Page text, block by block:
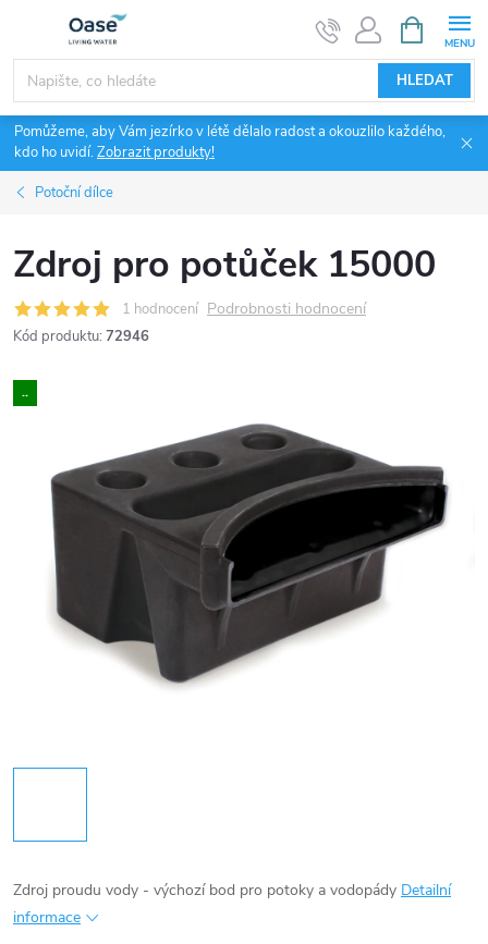
obsah
HLEDAT
NÁKUPNÍ
KOŠÍK
Pomůžeme, aby Vám jezírko v létě dělalo radost a okouzlilo každého,
kdo ho uvidí.Zobrazit produkty!
Potoční dílce
Zdroj pro potůček 15000
1 hodnocení Podrobnosti hodnocení
Kód produktu: 72946
..
Zdroj proudu vody - výchozí bod pro potoky a vodopády Detailní
informace